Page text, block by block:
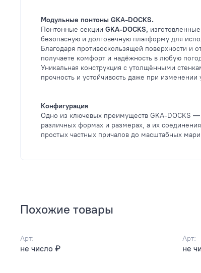
Модульные понтоны GKA-DOCKS.
Понтонные секции GKA-DOCKS,
безопасную и долговечную платформу для
Благодаря противоскользящей поверхности и
получаете комфорт и надёжность в любую
Уникальная конструкция с утолщёнными
прочность и устойчивость даже при
Конфигурация
Одно из ключевых преимуществ GKA-DOCKS
различных формах и размерах, а их
простых частных причалов до масштабных
Похожие товары
Арт:
не число ₽
Арт:
не